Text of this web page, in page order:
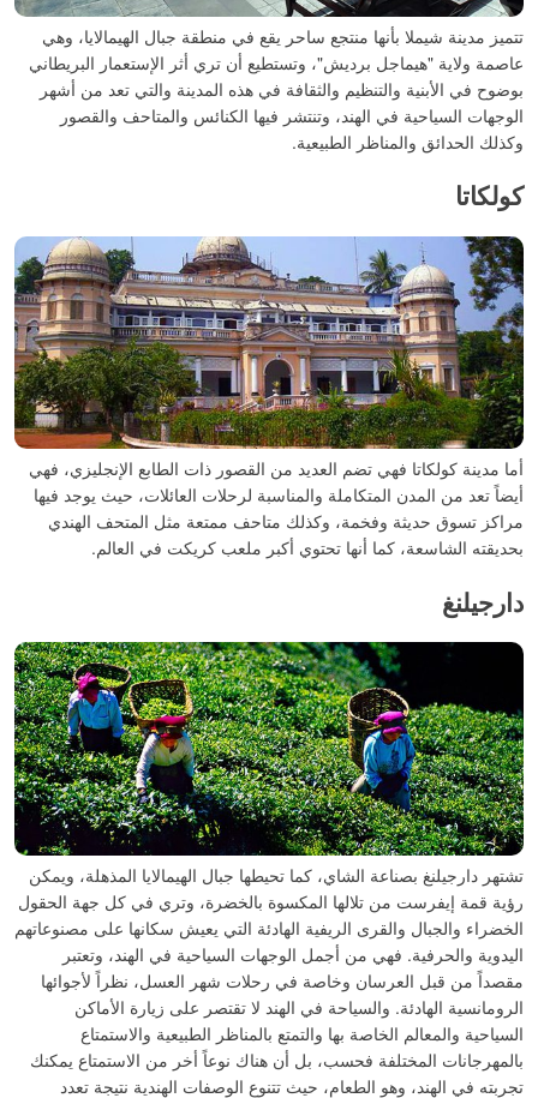
تتميز مدينة شيملا بأنها منتجع ساحر يقع في منطقة جبال الهيمالايا، وهي
عاصمة ولاية "هيماجل برديش"، وتستطيع أن تري أثر الإستعمار البريطاني
بوضوح في الأبنية والتنظيم والثقافة في هذه المدينة والتي تعد من أشهر
الوجهات السياحية في الهند، وتنتشر فيها الكنائس والمتاحف والقصور
وكذلك الحدائق والمناظر الطبيعية.
كولكاتا
أما مدينة كولكاتا فهي تضم العديد من القصور ذات الطابع الإنجليزي، فهي
أيضاً تعد من المدن المتكاملة والمناسبة لرحلات العائلات، حيث يوجد فيها
مراكز تسوق حديثة وفخمة، وكذلك متاحف ممتعة مثل المتحف الهندي
بحديقته الشاسعة، كما أنها تحتوي أكبر ملعب كريكت في العالم.
دارجيلنغ
تشتهر دارجيلنغ بصناعة الشاي، كما تحيطها جبال الهيمالايا المذهلة، ويمكن
رؤية قمة إيفرست من تلالها المكسوة بالخضرة، وتري في كل جهة الحقول
الخضراء والجبال والقرى الريفية الهادئة التي يعيش سكانها على مصنوعاتهم
اليدوية والحرفية. فهي من أجمل الوجهات السياحية في الهند، وتعتبر
مقصداً من قبل العرسان وخاصة في رحلات شهر العسل، نظراً لأجوائها
الرومانسية الهادئة. والسياحة في الهند لا تقتصر على زيارة الأماكن
السياحية والمعالم الخاصة بها والتمتع بالمناظر الطبيعية والاستمتاع
بالمهرجانات المختلفة فحسب، بل أن هناك نوعاً أخر من الاستمتاع يمكنك
تجربته في الهند، وهو الطعام، حيث تتنوع الوصفات الهندية نتيجة تعدد